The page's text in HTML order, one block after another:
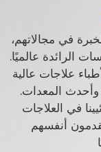
في مجالاتهم،
الرائدة عالميًا.
علاجات عالية
وأحدث المعدات.
في العلاجات
أنفسهم